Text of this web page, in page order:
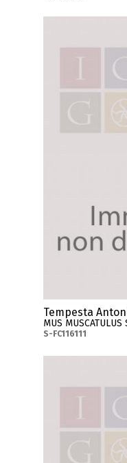
Tempesta
MUS MUSCATULUS
S-FC116111